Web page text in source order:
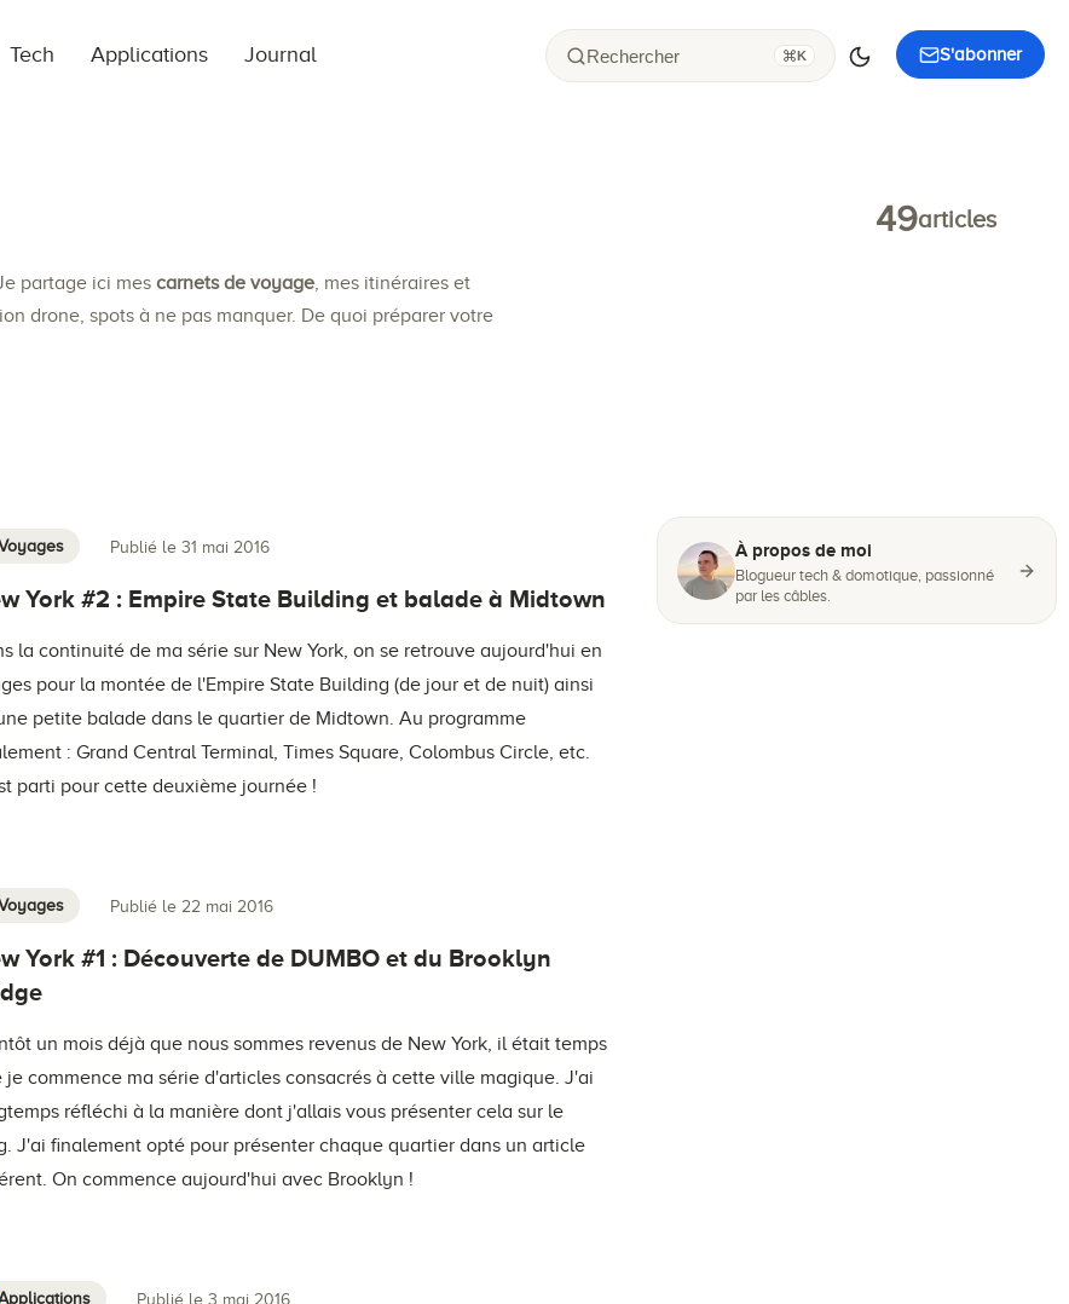
S'abonner
Rechercher K
Tech Applications Journal
49articles
partage ici mes carnets de voyage, mes itinéraires et
drone, spots à ne pas manquer. De quoi préparer votre
Publié le 31 mai 2016
York #2 : Empire State Building et balade à Midtown
la continuité de ma série sur New York, on se retrouve aujourd'hui en
pour la montée de l'Empire State Building (de jour et de nuit) ainsi
petite balade dans le quartier de Midtown. Au programme
: Grand Central Terminal, Times Square, Colombus Circle, etc.
parti pour cette deuxième journée !
Publié le 22 mai 2016
York #1 : Découverte de DUMBO et du Brooklyn
un mois déjà que nous sommes revenus de New York, il était temps
je commence ma série d'articles consacrés à cette ville magique. J'ai
réfléchi à la manière dont j'allais vous présenter cela sur le
J'ai finalement opté pour présenter chaque quartier dans un article
On commence aujourd'hui avec Brooklyn !
Publié le 3 mai 2016
À propos de moi
Blogueur tech & domotique, passionné
par les câbles.